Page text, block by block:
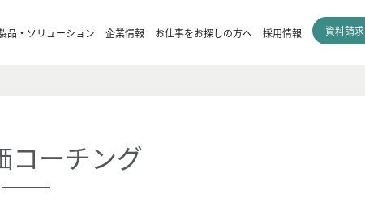
品・ソリューション 企業情報 お仕事をお探しの方へ 採用情報 資料請求
コーチング